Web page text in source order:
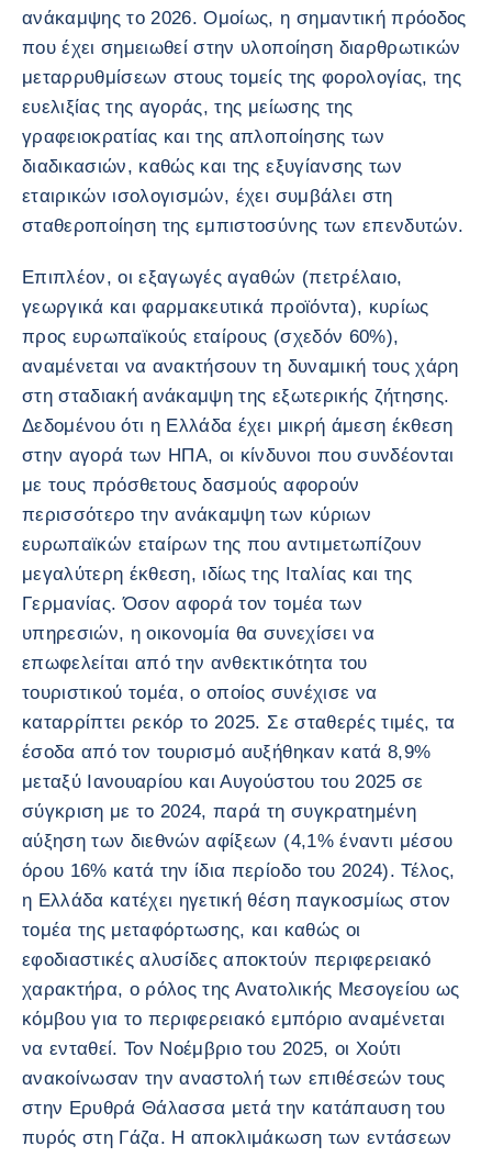
ανάκαμψης το 2026. Ομοίως, η σημαντική πρόοδος
που έχει σημειωθεί στην υλοποίηση διαρθρωτικών
μεταρρυθμίσεων στους τομείς της φορολογίας, της
ευελιξίας της αγοράς, της μείωσης της
γραφειοκρατίας και της απλοποίησης των
διαδικασιών, καθώς και της εξυγίανσης των
εταιρικών ισολογισμών, έχει συμβάλει στη
σταθεροποίηση της εμπιστοσύνης των επενδυτών.
Επιπλέον, οι εξαγωγές αγαθών (πετρέλαιο,
γεωργικά και φαρμακευτικά προϊόντα), κυρίως
προς ευρωπαϊκούς εταίρους (σχεδόν 60%),
αναμένεται να ανακτήσουν τη δυναμική τους χάρη
στη σταδιακή ανάκαμψη της εξωτερικής ζήτησης.
Δεδομένου ότι η Ελλάδα έχει μικρή άμεση έκθεση
στην αγορά των ΗΠΑ, οι κίνδυνοι που συνδέονται
με τους πρόσθετους δασμούς αφορούν
περισσότερο την ανάκαμψη των κύριων
ευρωπαϊκών εταίρων της που αντιμετωπίζουν
μεγαλύτερη έκθεση, ιδίως της Ιταλίας και της
Γερμανίας. Όσον αφορά τον τομέα των
υπηρεσιών, η οικονομία θα συνεχίσει να
επωφελείται από την ανθεκτικότητα του
τουριστικού τομέα, ο οποίος συνέχισε να
καταρρίπτει ρεκόρ το 2025. Σε σταθερές τιμές, τα
έσοδα από τον τουρισμό αυξήθηκαν κατά 8,9%
μεταξύ Ιανουαρίου και Αυγούστου του 2025 σε
σύγκριση με το 2024, παρά τη συγκρατημένη
αύξηση των διεθνών αφίξεων (4,1% έναντι μέσου
όρου 16% κατά την ίδια περίοδο του 2024). Τέλος,
η Ελλάδα κατέχει ηγετική θέση παγκοσμίως στον
τομέα της μεταφόρτωσης, και καθώς οι
εφοδιαστικές αλυσίδες αποκτούν περιφερειακό
χαρακτήρα, ο ρόλος της Ανατολικής Μεσογείου ως
κόμβου για το περιφερειακό εμπόριο αναμένεται
να ενταθεί. Τον Νοέμβριο του 2025, οι Χούτι
ανακοίνωσαν την αναστολή των επιθέσεών τους
στην Ερυθρά Θάλασσα μετά την κατάπαυση του
πυρός στη Γάζα. Η αποκλιμάκωση των εντάσεων